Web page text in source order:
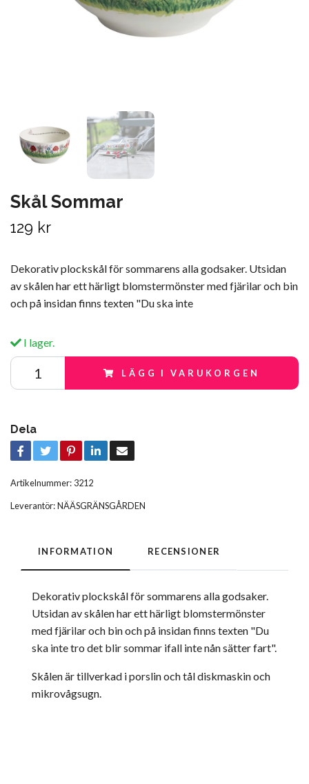
Skål Sommar
129 kr
Dekorativ plockskål för sommarens alla godsaker. Utsidan
av skålen har ett härligt blomstermönster med fjärilar och bin
och på insidan finns texten "Du ska inte
I lager.
LÄGG I VARUKORGEN
Dela
Artikelnummer: 3212
Leverantör:NÄÄSGRÄNSGÅRDEN
INFORMATION RECENSIONER
Dekorativ plockskål för sommarens alla godsaker.
Utsidan av skålen har ett härligt blomstermönster
med fjärilar och bin och på insidan finns texten "Du
ska inte tro det blir sommar ifall inte nån sätter fart".
Skålen är tillverkad i porslin och tål diskmaskin och
mikrovågsugn.